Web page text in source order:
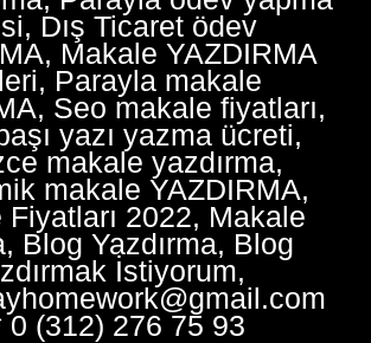
Dış Ticaret ödev
Makale YAZDIRMA
Parayla makale
Seo makale fiyatları,
yazı yazma ücreti,
makale yazdırma,
makale YAZDIRMA,
Fiyatları 2022, Makale
Blog Yazdırma, Blog
İstiyorum,
0 (312) 276 75 93